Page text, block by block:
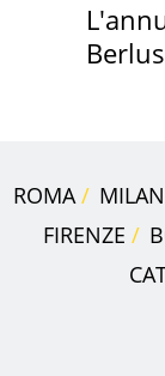
ROMA
FIRENZE